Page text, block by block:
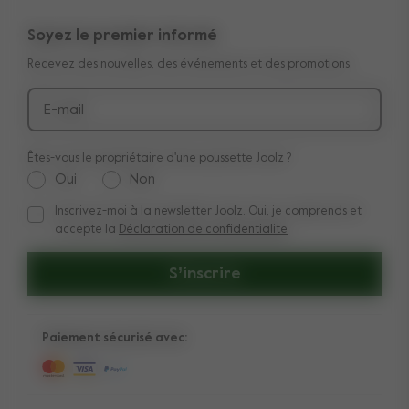
Acheter le look
Médias et collaborations
Manuels
Livraison et paiement
Retours
Soyez le premier informé
Recevez des nouvelles, des événements et des promotions.
E-mail
S’inscrire
Êtes-vous le propriétaire d'une poussette Joolz ?
Oui Non
Inscrivez-moi à la newsletter Joolz. Oui, je comprends et
Inscrivez-moi à la newsletter Joolz. Oui, je comprends et
accepte la
Déclaration de confidentialite
Paiement sécurisé avec: